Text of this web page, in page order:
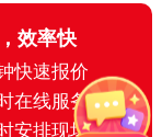
效率快
快速报价
在线服务
安排现场